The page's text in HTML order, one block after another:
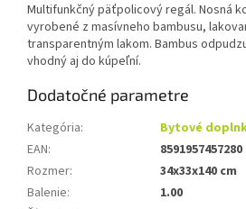
Multifunkčný päťpolicový regál. Nosná
vyrobené z masívneho bambusu,
transparentným lakom. Bambus
vhodný aj do kúpeľní.
Dodatočné parametre
Kategória:
Bytové
EAN:
8591957457280
Rozmer:
34x33x140 cm
Balenie:
1.00